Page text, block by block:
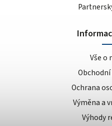
Vše o
Ochrana
Výměna a
Výhody